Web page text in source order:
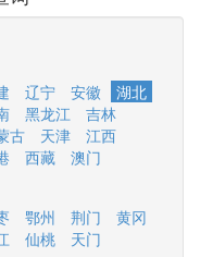
辽宁 安徽
湖北
黑龙江
吉林
古 天津
江西
西藏
澳门
鄂州 荆门
黄冈
仙桃 天门